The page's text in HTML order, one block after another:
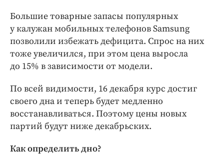
Большие товарные запасы популярных
у калужан мобильных телефонов Samsung
позволили избежать дефицита. Спрос на них
тоже увеличился, при этом цена выросла
до 15% в зависимости от модели.
По всей видимости, 16 декабря курс достиг
своего дна и теперь будет медленно
восстанавливаться. Поэтому цены новых
партий будут ниже декабрьских.
Как определить дно?